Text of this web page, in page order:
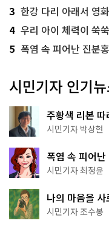
3 한강 다리 아래서 영
4 우리 아이 체력이 쑥
5 폭염 속 피어난 진분
시민기자 인기
주황색 리본
서울둘레길 15
시민기자 박상현
폭염 속 피어
무 명소
시민기자 최정윤
나의 마음을
상작 공개!
시민기자 조수봉